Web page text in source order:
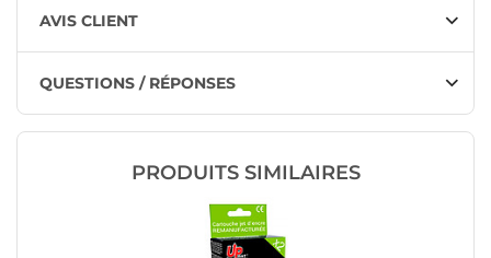
AVIS CLIENT
QUESTIONS / RÉPONSES
PRODUITS SIMILAIRES